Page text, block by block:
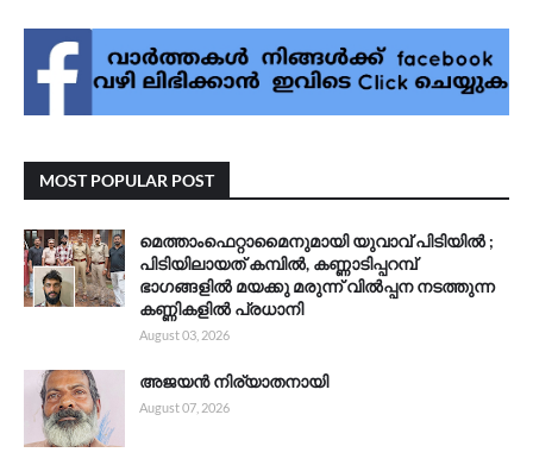
MOST POPULAR POST
മെത്താംഫെറ്റാമൈനുമായി യുവാവ് പിടിയിൽ ;
പിടിയിലായത് കമ്പിൽ, കണ്ണാടിപ്പറമ്പ്
ഭാഗങ്ങളിൽ മയക്കു മരുന്ന് വിൽപ്പന നടത്തുന്ന
കണ്ണികളിൽ പ്രധാനി
August 03, 2026
അജയൻ നിര്യാതനായി
August 07, 2026